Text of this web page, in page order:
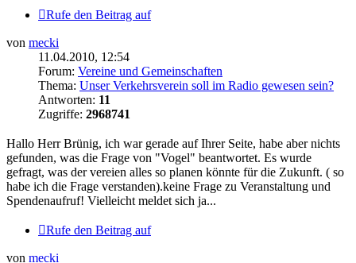
Rufe den Beitrag auf
von mecki
11.04.2010, 12:54
Forum: Vereine und Gemeinschaften
Thema: Unser Verkehrsverein soll im Radio gewesen sein?
Antworten: 11
Zugriffe: 2968741
Hallo Herr Brünig, ich war gerade auf Ihrer Seite, habe aber nichts
gefunden, was die Frage von "Vogel" beantwortet. Es wurde
gefragt, was der vereien alles so planen könnte für die Zukunft. ( so
habe ich die Frage verstanden).keine Frage zu Veranstaltung und
Spendenaufruf! Vielleicht meldet sich ja...
Rufe den Beitrag auf
von mecki